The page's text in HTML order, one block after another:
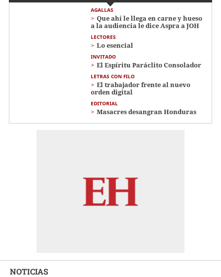
AGALLAS
Que ahí le llega en carne y hueso
a la audiencia le dice Aspra a JOH
LECTORES
Lo esencial
INVITADO
El Espíritu Paráclito Consolador
LETRAS CON FILO
El trabajador frente al nuevo
orden digital
EDITORIAL
Masacres desangran Honduras
NOTICIAS